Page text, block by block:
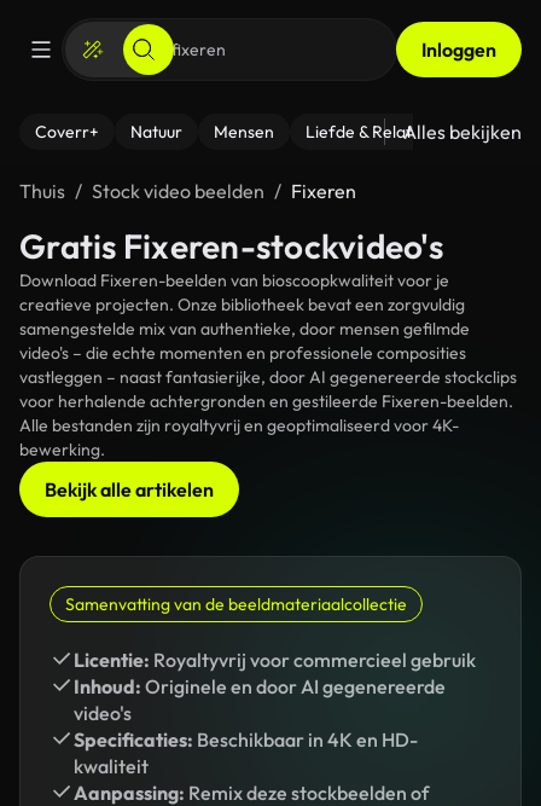
Inloggen
Coverr+ Natuur Mensen Liefde & Relaties - Fitness
Alles bekijken
Thuis Stock video beelden Fixeren
Gratis Fixeren-stockvideo's
Download Fixeren-beelden van bioscoopkwaliteit voor je
creatieve projecten. Onze bibliotheek bevat een zorgvuldig
samengestelde mix van authentieke, door mensen gefilmde
video's – die echte momenten en professionele composities
vastleggen – naast fantasierijke, door AI gegenereerde stockclips
voor herhalende achtergronden en gestileerde Fixeren-beelden.
Alle bestanden zijn royaltyvrij en geoptimaliseerd voor 4K-
bewerking.
Bekijk alle artikelen
Samenvatting van de beeldmateriaalcollectie
Licentie: Royaltyvrij voor commercieel gebruik
Inhoud: Originele en door AI gegenereerde
video's
Specificaties: Beschikbaar in 4K en HD-
kwaliteit
Aanpassing: Remix deze stockbeelden of